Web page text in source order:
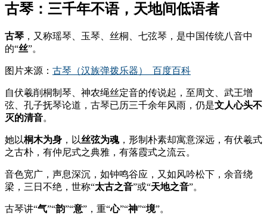
古琴：三千年不语，天地间低语者
古琴 ，又称瑶琴、玉琴、丝桐、七弦琴，是中国传统八音中
的“丝”。
图片来源： 古琴（汉族弹拨乐器）_百度百科
自伏羲削桐制琴、神农绳丝定音的传说起，至周文、武王增
弦、孔子抚琴论道，古琴已历三千余年风雨，仍是文人心头不
灭的清音。
她以桐木为身 ，以丝弦为魂，形制朴素却寓意深远，有伏羲式
之古朴，有仲尼式之典雅，有落霞式之流云。
音色宽广，声息深沉，如钟鸣谷应，又如风吟松下，余音绕
梁，三日不绝，世称“太古之音”或“天地之音”。
古琴讲“气”“韵”“意”，重“心”“神”“境”。